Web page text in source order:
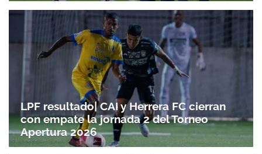
LPF resultado| CAI y Herrera FC cierran
con empate la jornada 2 del Torneo
Apertura 2026